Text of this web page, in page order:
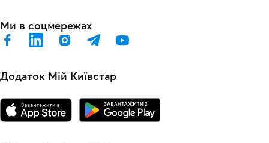
Ми в соцмережах
Додаток Мій Київстар